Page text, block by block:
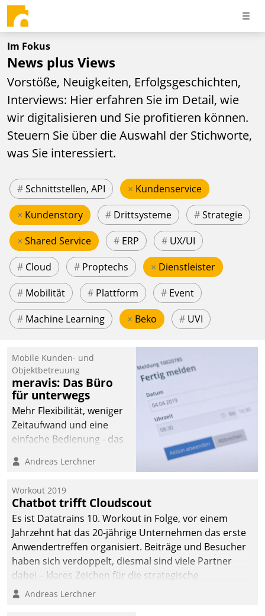
Im Fokus
News plus Views
Vorstöße, Neuigkeiten, Erfolgsgeschichten,
Interviews: Hier erfahren Sie im Detail, wie
wir digitalisieren und Sie profitieren können.
Steuern Sie über die Auswahl der Stichworte,
was Sie interessiert.
#Schnittstellen, API × Kundenservice
× Kundenstory # Drittsysteme #Strategie
× Shared Service # ERP # UX/UI
# Cloud # Proptechs × Dienstleister
# Mobilität # Plattform # Event
# Machine Learning × Beko # UVI
Mobile Kunden- und
Objektbetreuung
meravis: Das Büro
für unterwegs
Mehr Flexibilität, weniger
Zeitaufwand und eine
einfache Bedienung - das
Cockpit für mobile
Datatrain. Die meravis
Wohnungsbau- und
Immobilien GmbH hat
sich dabei für den Betrieb
der Lösung über die SAP
Cloud Platform
entschieden - als erstes
Unternehmen am
Andreas Lerchner
Workout 2019
Chatbot trifft Cloudscout
Es ist Datatrains 10. Workout in Folge, vor einem
Jahrzehnt hat das 20-jährige Unternehmen das erste
Anwendertreffen organisiert. Beiträge und Besucher
haben sich verdoppelt, diesmal sind viele Partner
dabei – klares Zeichen für die strategische
Fokussierung auf den Kunden.
Andreas Lerchner